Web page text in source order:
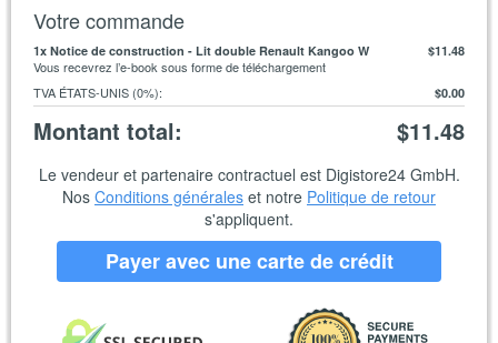
Votre commande
1x Notice de construction - Lit double Renault Kangoo W
Vous recevrez l’e-book sous forme de téléchargement
$11.48
TVA ÉTATS-UNIS (0%): $0.00
Montant total: $11.48
Le vendeur et partenaire contractuel est Digistore24 GmbH.
Nos Conditions générales et notre Politique de retour
s'appliquent.
Payer avec une carte de crédit